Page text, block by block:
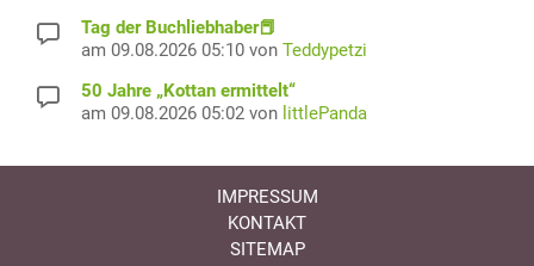
Tag der Buchliebhaber📕
am 09.08.2026 05:10 von Teddypetzi
50 Jahre „Kottan ermittelt“
am 09.08.2026 05:02 von littlePanda
IMPRESSUM
KONTAKT
SITEMAP